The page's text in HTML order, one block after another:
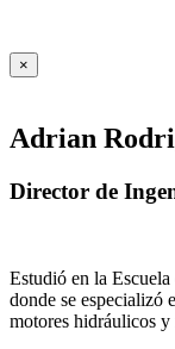
×
Adrian
Director de
Estudió en la
donde se especializó
motores hidráulicos